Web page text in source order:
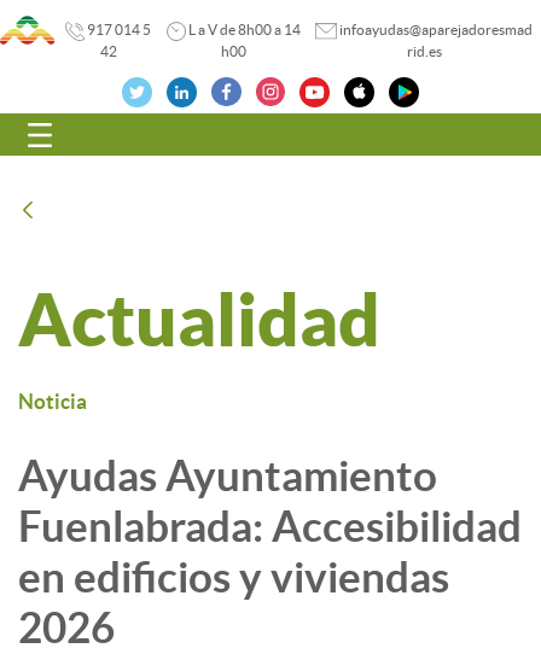
917 014 5
42
L a V de 8h00 a 14
h00
infoayudas@aparejadoresmad
rid.es
Navegación
Actualidad
Noticia
Ayudas Ayuntamiento
Fuenlabrada: Accesibilidad
en edificios y viviendas
2026